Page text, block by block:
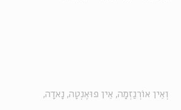
וְאֵין אוֹרְגַזְמָה, אֵין פּוּאֶנְטָה, נָאדָה,